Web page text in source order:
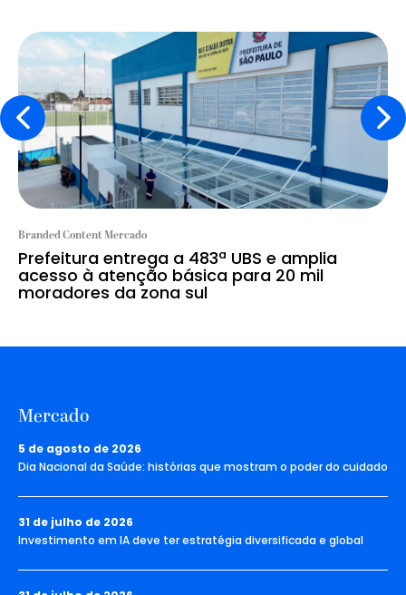
Branded Content Mercado
Prefeitura entrega a 483ª UBS e amplia
acesso à atenção básica para 20 mil
moradores da zona sul
Mercado
5 de agosto de 2026
Dia Nacional da Saúde: histórias que mostram o poder do cuidado
31 de julho de 2026
Investimento em IA deve ter estratégia diversificada e global